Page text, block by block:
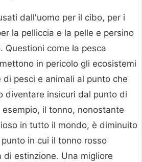
dall'uomo per il cibo, per i
la pelliccia e la pelle e persino
Questioni come la pesca
in pericolo gli ecosistemi
di pesci e animali al punto che
diventare insicuri dal punto di
il tonno, nonostante
in tutto il mondo, è diminuito
in cui il tonno rosso
di estinzione. Una migliore